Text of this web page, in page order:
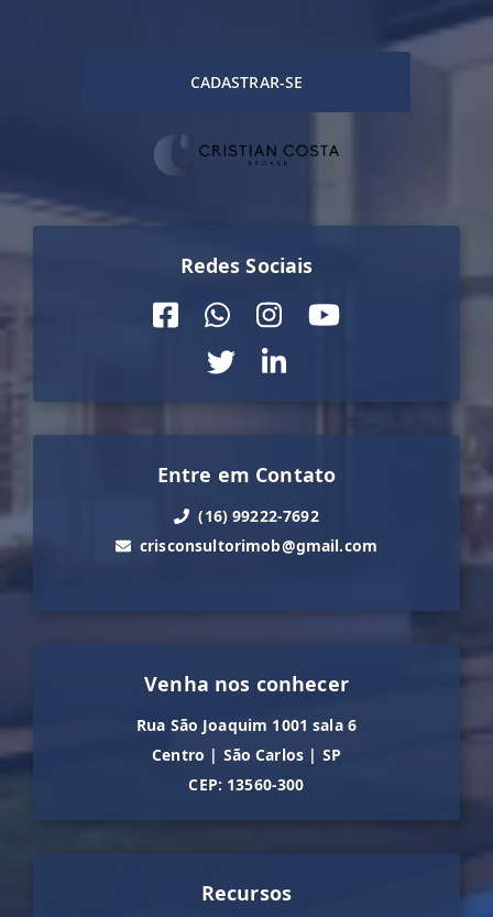
CADASTRAR-SE
Redes Sociais
Entre em Contato
(16) 99222-7692
crisconsultorimob@gmail.com
Venha nos conhecer
Rua São Joaquim 1001 sala 6
Centro | São Carlos | SP
CEP: 13560-300
Recursos